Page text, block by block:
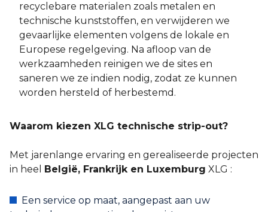
recyclebare materialen zoals metalen en
technische kunststoffen, en verwijderen we
gevaarlijke elementen volgens de lokale en
Europese regelgeving. Na afloop van de
werkzaamheden reinigen we de sites en
saneren we ze indien nodig, zodat ze kunnen
worden hersteld of herbestemd.
Waarom kiezen XLG technische strip-out?
Met jarenlange ervaring en gerealiseerde projecten
in heel België, Frankrijk en Luxemburg XLG :
Een service op maat, aangepast aan uw